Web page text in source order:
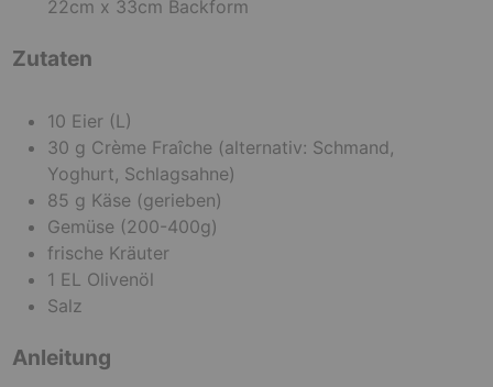
22cm x 33cm Backform
Zutaten
10 Eier (L)
30 g Crème Fraîche (alternativ: Schmand,
Yoghurt, Schlagsahne)
85 g Käse (gerieben)
Gemüse (200-400g)
frische Kräuter
1 EL Olivenöl
Salz
Anleitung